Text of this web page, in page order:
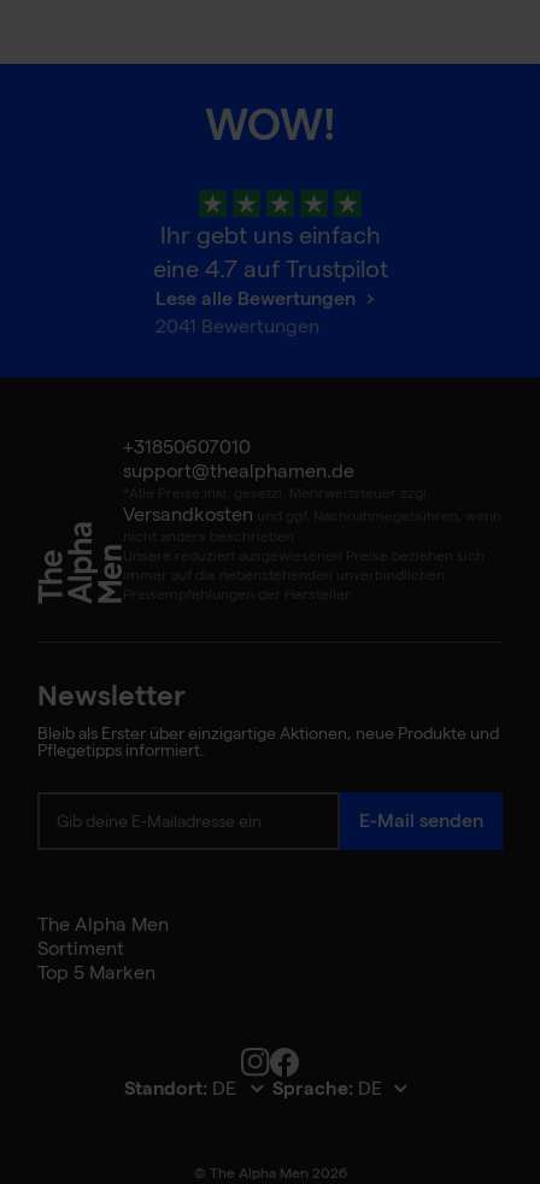
WOW!
Ihr gebt uns einfach
eine 4.7 auf Trustpilot
Lese alle Bewertungen
2041 Bewertungen
+31850607010
support@thealphamen.de
Versandkosten
Newsletter
Bleib als Erster über einzigartige Aktionen, neue Produkte und
Pflegetipps informiert.
E-Mail senden
The Alpha Men
Sortiment
Top 5 Marken
Standort: Sprache:
© The Alpha Men 2026
Bekijk product details